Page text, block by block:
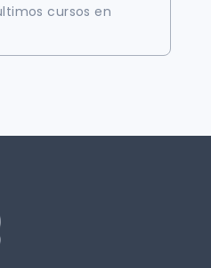
cursos en